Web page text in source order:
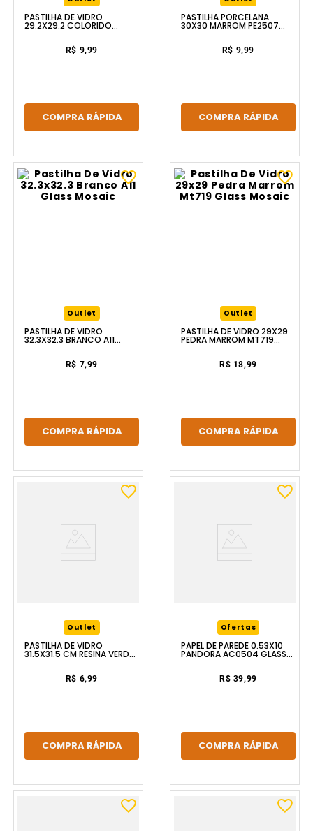
PASTILHA DE VIDRO
29.2X29.2 COLORIDO
R$ 9,99
COMPRA RÁPIDA
PASTILHA PORCELANA
30X30 MARROM PE2507
R$ 9,99
COMPRA RÁPIDA
Outlet
PASTILHA DE VIDRO
32.3X32.3 BRANCO A11
R$ 7,99
COMPRA RÁPIDA
Outlet
PASTILHA DE VIDRO 29X29
PEDRA MARROM MT719
R$ 18,99
COMPRA RÁPIDA
Outlet
PASTILHA DE VIDRO
31.5X31.5 CM RESINA VERDE
R$ 6,99
COMPRA RÁPIDA
Ofertas
PAPEL DE PAREDE 0.53X10
PANDORA AC0504 GLASS
R$ 39,99
COMPRA RÁPIDA